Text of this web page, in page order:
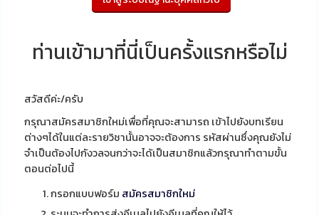
ท่านเข้ามาที่นี่เป็นครั้งแรกหรือไม่
สวัสดีค่ะ/ครับ
กรุณาสมัครสมาชิกใหม่เพื่อที่คุณจะสามารถ เข้าไปยังบทเรียน
ต่างๆได้ในแต่ละรายวิชานั้นอาจจะต้องการ รหัสผ่านซึ่งคุณยังไม่
จำเป็นต้องไปกังวลจนกว่าจะได้เป็นสมาชิกแล้วกรุณาทำตามขั้น
ตอนต่อไปนี้
กรอกแบบฟอร์ม สมัครสมาชิกใหม่